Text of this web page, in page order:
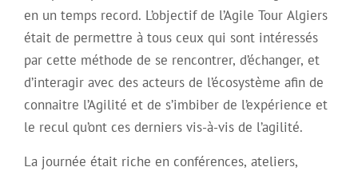
en un temps record. L’objectif de l’Agile Tour Algiers
était de permettre à tous ceux qui sont intéressés
par cette méthode de se rencontrer, d’échanger, et
d’interagir avec des acteurs de l’écosystème afin de
connaitre l’Agilité et de s’imbiber de l’expérience et
le recul qu’ont ces derniers vis-à-vis de l’agilité.
La journée était riche en conférences, ateliers,